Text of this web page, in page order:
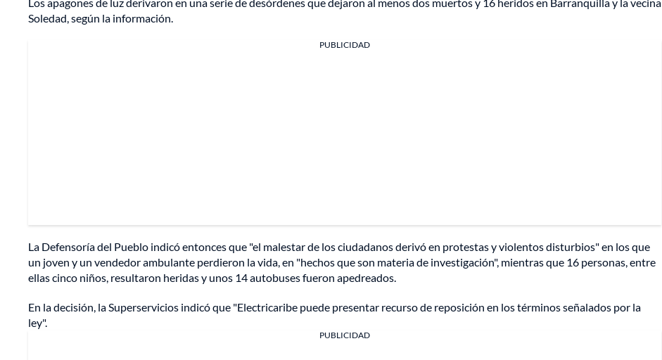
Soledad, según la información.
PUBLICIDAD
La Defensoría del Pueblo indicó entonces que "el malestar de los ciudadanos derivó en protestas y violentos disturbios" en los que
un joven y un vendedor ambulante perdieron la vida, en "hechos que son materia de investigación", mientras que 16 personas, entre
ellas cinco niños, resultaron heridas y unos 14 autobuses fueron apedreados.
En la decisión, la Superservicios indicó que "Electricaribe puede presentar recurso de reposición en los términos señalados por la
ley".
PUBLICIDAD